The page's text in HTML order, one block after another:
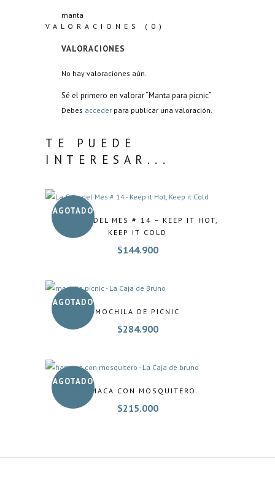
manta
VALORACIONES (0)
VALORACIONES
No hay valoraciones aún.
Sé el primero en valorar “Manta para picnic”
Debes acceder para publicar una valoración.
TE PUEDE
INTERESAR...
AGOTADO
LA CAJA DEL MES # 14 – KEEP IT HOT,
KEEP IT COLD
$144.900
AGOTADO
MOCHILA DE PICNIC
$284.900
AGOTADO
HAMACA CON MOSQUITERO
$215.000